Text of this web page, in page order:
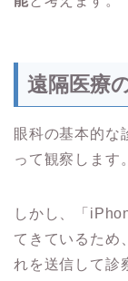
遠隔医療
眼科の基本的な
って観察します。
しかし、「
てきているため
れを送信して診